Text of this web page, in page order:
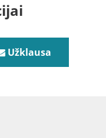
Užklausa